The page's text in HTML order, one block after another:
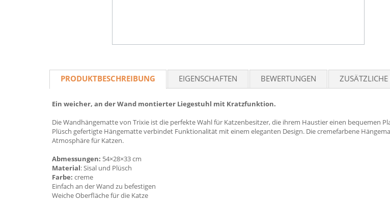
PRODUKTBESCHREIBUNG EIGENSCHAFTEN BEWERTUNGEN
Ein weicher, an der Wand montierter Liegestuhl mit Kratzfunktion.
Die Wandhängematte von Trixie ist die perfekte Wahl für Katzenbesitzer, die ihrem Haustier einen bequemen
Plüsch gefertigte Hängematte verbindet Funktionalität mit einem eleganten Design. Die cremefarbene
Atmosphäre für Katzen.
Abmessungen: 54×28×33 cm
Material: Sisal und Plüsch
Farbe: creme
Einfach an der Wand zu befestigen
Weiche Oberfläche für die Katze